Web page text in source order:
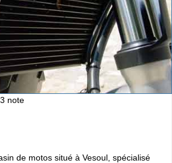
note
de motos situé à Vesoul, spécialisé